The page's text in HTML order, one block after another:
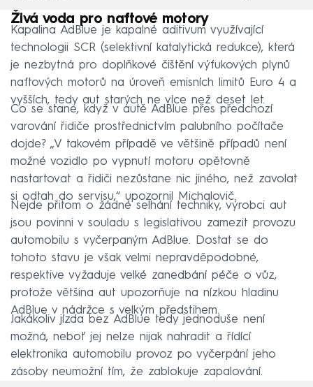
Živá voda pro naftové motory
Kapalina AdBlue je kapalné aditivum využívající
technologii SCR (selektivní katalytická redukce), která
je nezbytná pro doplňkové čištění výfukových plynů
naftových motorů na úroveň emisních limitů Euro 4 a
vyšších, tedy aut starých ne více než deset let.
Co se stane, když v autě AdBlue přes předchozí
varování řidiče prostřednictvím palubního počítače
dojde? „V takovém případě ve většině případů není
možné vozidlo po vypnutí motoru opětovně
nastartovat a řidiči nezůstane nic jiného, než zavolat
si odtah do servisu,“ upozornil Michalovič.
Nejde přitom o žádné selhání techniky, výrobci aut
jsou povinni v souladu s legislativou zamezit provozu
automobilu s vyčerpaným AdBlue. Dostat se do
tohoto stavu je však velmi nepravděpodobné,
respektive vyžaduje velké zanedbání péče o vůz,
protože většina aut upozorňuje na nízkou hladinu
AdBlue v nádržce s velkým předstihem.
Jakákoliv jízda bez AdBlue tedy jednoduše není
možná, neboť jej nelze nijak nahradit a řídící
elektronika automobilu provoz po vyčerpání jeho
zásoby neumožní tím, že zablokuje zapalování.